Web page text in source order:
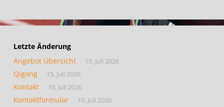
Letzte Änderung
Angebot Übersicht
15. Juli 2026
Qigong 15. Juli 2026
Kontakt 10. Juli 2026
Kontaktformular 10. Juli 2026